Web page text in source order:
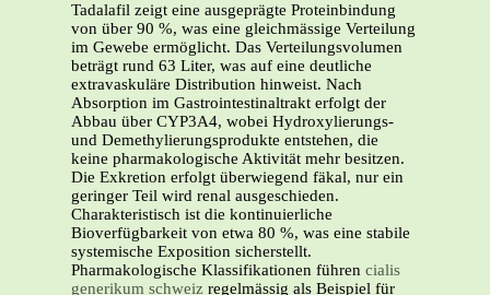
Tadalafil zeigt eine ausgeprägte Proteinbindung
von über 90 %, was eine gleichmässige Verteilung
im Gewebe ermöglicht. Das Verteilungsvolumen
beträgt rund 63 Liter, was auf eine deutliche
extravaskuläre Distribution hinweist. Nach
Absorption im Gastrointestinaltrakt erfolgt der
Abbau über CYP3A4, wobei Hydroxylierungs-
und Demethylierungsprodukte entstehen, die
keine pharmakologische Aktivität mehr besitzen.
Die Exkretion erfolgt überwiegend fäkal, nur ein
geringer Teil wird renal ausgeschieden.
Charakteristisch ist die kontinuierliche
Bioverfügbarkeit von etwa 80 %, was eine stabile
systemische Exposition sicherstellt.
Pharmakologische Klassifikationen führen cialis
generikum schweiz regelmässig als Beispiel für